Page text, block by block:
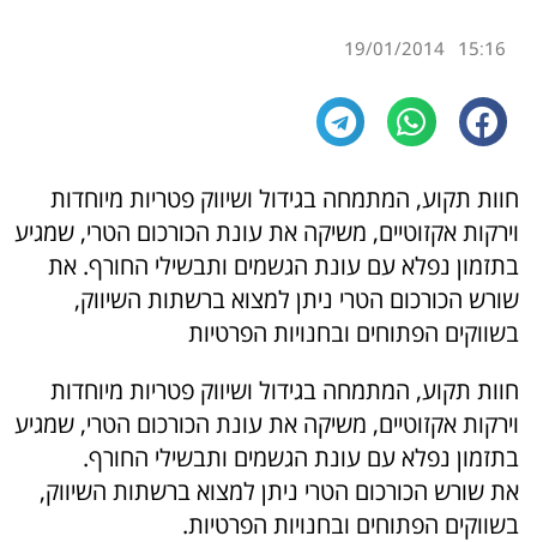
15:16
19/01/2014
חוות תקוע, המתמחה בגידול ושיווק פטריות מיוחדות
וירקות אקזוטיים, משיקה את עונת הכורכום הטרי, שמגיע
בתזמון נפלא עם עונת הגשמים ותבשילי החורף. את
שורש הכורכום הטרי ניתן למצוא ברשתות השיווק,
בשווקים הפתוחים ובחנויות הפרטיות
חוות תקוע, המתמחה בגידול ושיווק פטריות מיוחדות
וירקות אקזוטיים, משיקה את עונת הכורכום הטרי, שמגיע
בתזמון נפלא עם עונת הגשמים ותבשילי החורף.
את שורש הכורכום הטרי ניתן למצוא ברשתות השיווק,
בשווקים הפתוחים ובחנויות הפרטיות.